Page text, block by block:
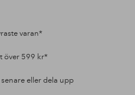
varan*
över 599 kr*
eller dela upp